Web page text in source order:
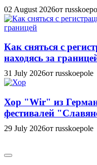
02 August 2026от
Как сняться с
находясь за
31 July 2026от russkoepole
Хор "Wir" из
фестивалей
29 July 2026от russkoepole